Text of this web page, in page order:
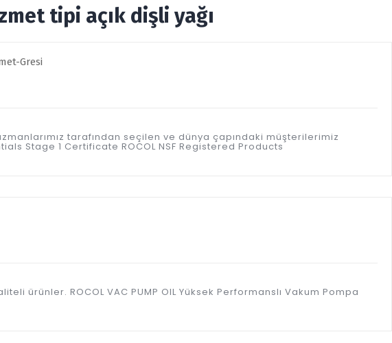
tipi açık dişli yağı
tarafından seçilen ve dünya çapındaki müşterilerimiz
Stage 1 Certificate ROCOL NSF Registered Products
ürünler. ROCOL VAC PUMP OIL Yüksek Performanslı Vakum Pompa